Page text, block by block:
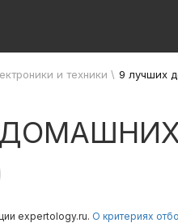
и техники \ 9 лучших
expertology.ru. О критериях